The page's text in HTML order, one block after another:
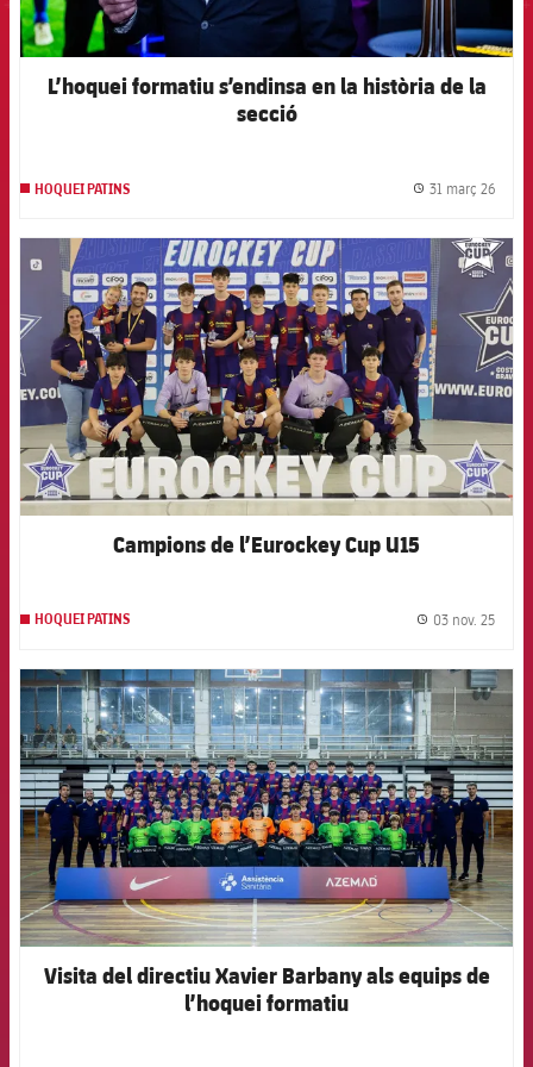
L’hoquei formatiu s’endinsa en la història de la
secció
HOQUEI PATINS 31 març 26
FCB Barcelona badge
Campions de l’Eurockey Cup U15
HOQUEI PATINS 03 nov. 25
FCB Barcelona badge
Visita del directiu Xavier Barbany als equips de
l’hoquei formatiu